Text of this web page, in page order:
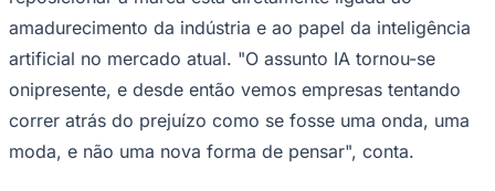
Corinthians
amadurecimento da indústria e ao papel da inteligência
artificial no mercado atual. "O assunto IA tornou-se
onipresente, e desde então vemos empresas tentando
correr atrás do prejuízo como se fosse uma onda, uma
moda, e não uma nova forma de pensar", conta.